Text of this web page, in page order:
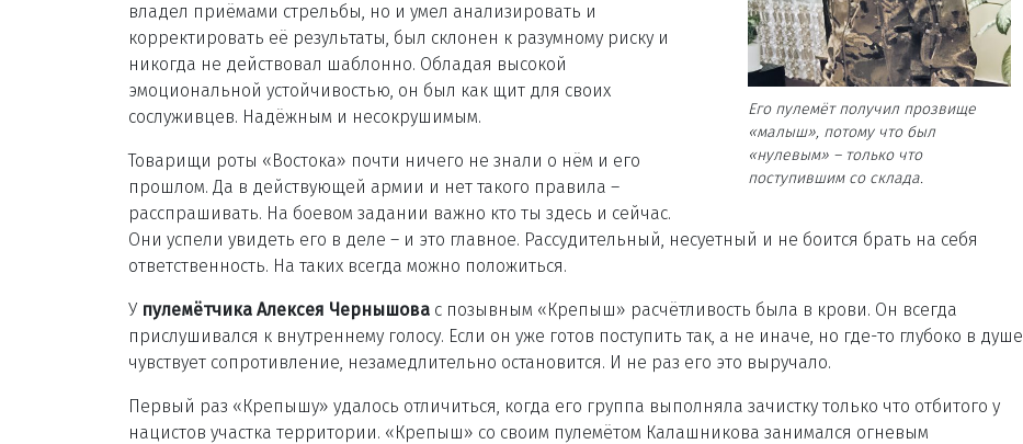
Его пулемёт получил прозвище
«малыш», потому что был
«нулевым» – только что
поступившим со склада.
владел приёмами стрельбы, но и умел анализировать и
корректировать её результаты, был склонен к разумному риску и
никогда не действовал шаблонно. Обладая высокой
эмоциональной устойчивостью, он был как щит для своих
сослуживцев. Надёжным и несокрушимым.
Товарищи роты «Востока» почти ничего не знали о нём и его
прошлом. Да в действующей армии и нет такого правила –
расспрашивать. На боевом задании важно кто ты здесь и сейчас.
Они успели увидеть его в деле – и это главное. Рассудительный, несуетный и не боится брать на себя
ответственность. На таких всегда можно положиться.
У пулемётчика Алексея Чернышова с позывным «Крепыш» расчётливость была в крови. Он всегда
прислушивался к внутреннему голосу. Если он уже готов поступить так, а не иначе, но где-то глубоко в душе
чувствует сопротивление, незамедлительно остановится. И не раз его это выручало.
Первый раз «Крепышу» удалось отличиться, когда его группа выполняла зачистку только что отбитого у
нацистов участка территории. «Крепыш» со своим пулемётом Калашникова занимался огневым